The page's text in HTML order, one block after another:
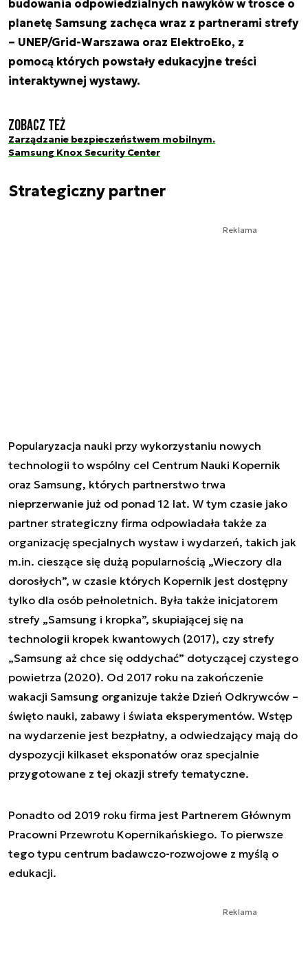
budowania odpowiedzialnych nawyków w trosce o
planetę Samsung zachęca wraz z partnerami strefy
– UNEP/Grid-Warszawa oraz ElektroEko, z
pomocą których powstały edukacyjne treści
interaktywnej wystawy.
Zobacz też
Zarządzanie bezpieczeństwem mobilnym.
Samsung Knox Security Center
Strategiczny partner
Reklama
Popularyzacja nauki przy wykorzystaniu nowych
technologii to wspólny cel Centrum Nauki Kopernik
oraz Samsung, których partnerstwo trwa
nieprzerwanie już od ponad 12 lat. W tym czasie jako
partner strategiczny firma odpowiadała także za
organizację specjalnych wystaw i wydarzeń, takich jak
m.in. cieszące się dużą popularnością „Wieczory dla
dorosłych”, w czasie których Kopernik jest dostępny
tylko dla osób pełnoletnich. Była także inicjatorem
strefy „Samsung i kropka”, skupiającej się na
technologii kropek kwantowych (2017), czy strefy
„Samsung aż chce się oddychać” dotyczącej czystego
powietrza (2020). Od 2017 roku na zakończenie
wakacji Samsung organizuje także Dzień Odkrywców –
święto nauki, zabawy i świata eksperymentów. Wstęp
na wydarzenie jest bezpłatny, a odwiedzający mają do
dyspozycji kilkaset eksponatów oraz specjalnie
przygotowane z tej okazji strefy tematyczne.
Ponadto od 2019 roku firma jest Partnerem Głównym
Pracowni Przewrotu Kopernikańskiego. To pierwsze
tego typu centrum badawczo-rozwojowe z myślą o
edukacji.
Reklama